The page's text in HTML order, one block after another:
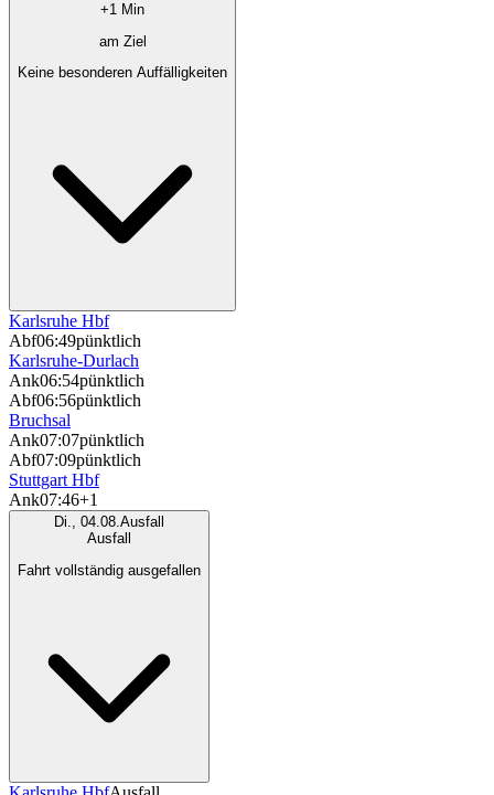
+1 Min
am Ziel
Keine besonderen Auffälligkeiten
Karlsruhe Hbf
Abf06:49pünktlich
Karlsruhe-Durlach
Ank06:54pünktlich
Abf06:56pünktlich
Bruchsal
Ank07:07pünktlich
Abf07:09pünktlich
Stuttgart Hbf
Ank07:46+1
Di., 04.08.Ausfall
Ausfall
Fahrt vollständig ausgefallen